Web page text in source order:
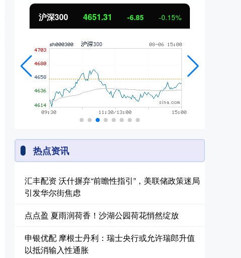
沪深300 4651.31 -6.85 -0.15%
热点资讯
汇丰配资 沃什摒弃“前瞻性指引”，美联储政策迷局
引发华尔街焦虑
点点盈 夏雨润荷香！沙湖公园荷花悄然绽放
申银优配 摩根士丹利：瑞士央行或允许瑞郎升值
以抵消输入性通胀